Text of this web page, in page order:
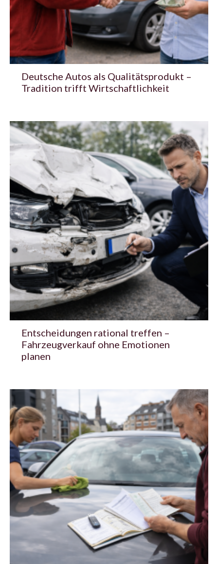
Deutsche Autos als Qualitätsprodukt –
Tradition trifft Wirtschaftlichkeit
Entscheidungen rational treffen –
Fahrzeugverkauf ohne Emotionen
planen